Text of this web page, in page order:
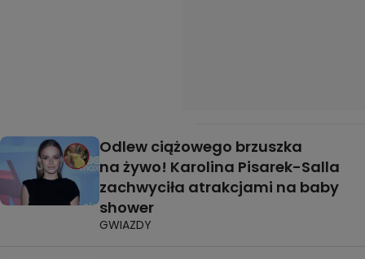
Odlew ciążowego brzuszka
na żywo! Karolina Pisarek-Salla
zachwyciła atrakcjami na baby
shower
GWIAZDY